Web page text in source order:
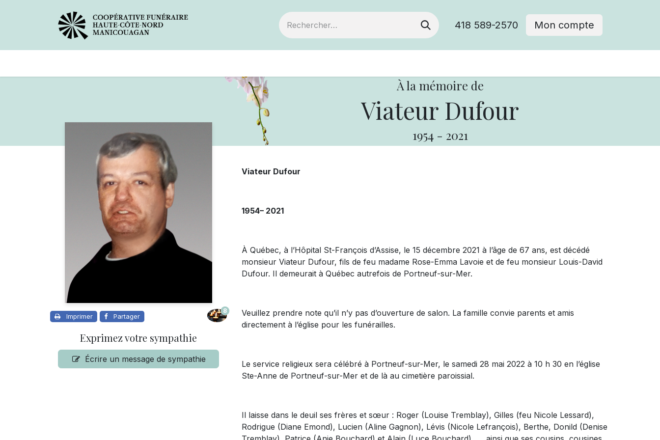
418 589-2570 Mon compte
À la mémoire de
Viateur Dufour
1954 - 2021
Imprimer Partager
8
Exprimez votre sympathie
Écrire un message de sympathie
Viateur Dufour
1954– 2021
À Québec, à l’Hôpital St-François d’Assise, le 15 décembre 2021 à l’âge de 67 ans, est décédé
monsieur Viateur Dufour, fils de feu madame Rose-Emma Lavoie et de feu monsieur Louis-David
Dufour. Il demeurait à Québec autrefois de Portneuf-sur-Mer.
Veuillez prendre note qu’il n’y pas d’ouverture de salon. La famille convie parents et amis
directement à l’église pour les funérailles.
Le service religieux sera célébré à Portneuf-sur-Mer, le samedi 28 mai 2022 à 10 h 30 en l’église
Ste-Anne de Portneuf-sur-Mer et de là au cimetière paroissial.
Il laisse dans le deuil ses frères et sœur : Roger (Louise Tremblay), Gilles (feu Nicole Lessard),
Rodrigue (Diane Emond), Lucien (Aline Gagnon), Lévis (Nicole Lefrançois), Berthe, Donild (Denise